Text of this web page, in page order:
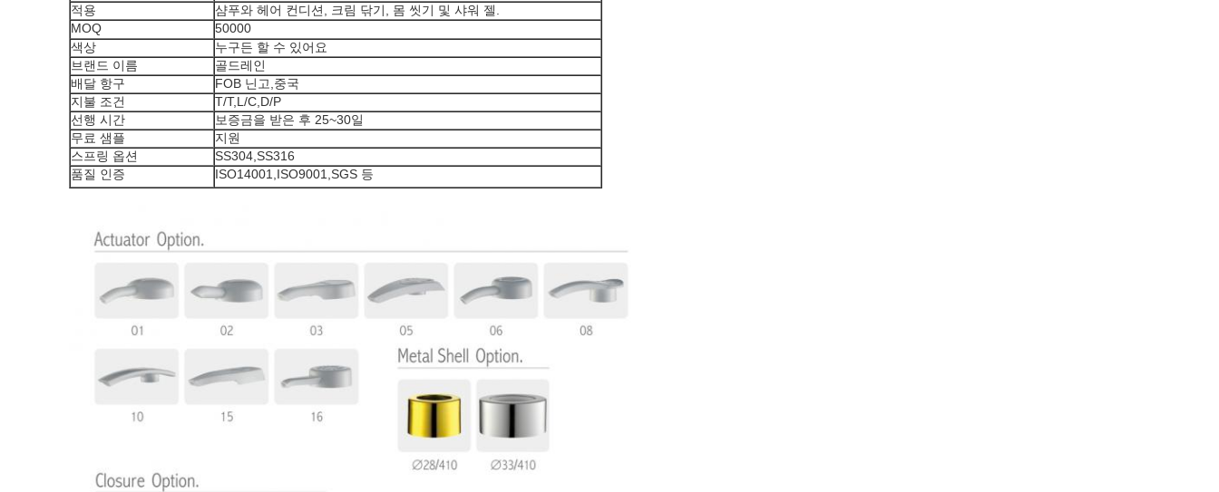
적용
샴푸와 헤어 컨디션, 크림 닦기, 몸 씻기 및 샤워 젤.
MOQ
50000
색상
누구든 할 수 있어요
브랜드 이름
골드레인
배달 항구
FOB 닌고,중국
지불 조건
T/T,L/C,D/P
선행 시간
보증금을 받은 후 25~30일
무료 샘플
지원
스프링 옵션
SS304,SS316
품질 인증
ISO14001,ISO9001,SGS 등